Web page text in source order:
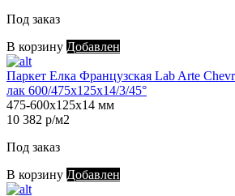
Под заказ
В корзину Добавлен
Паркет Елка Французская Lab Arte
лак 600/475х125х14/3/45°
475-600х125х14 мм
10 382 р/м2
Под заказ
В корзину Добавлен